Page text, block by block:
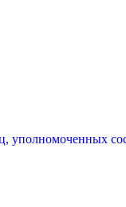
уполномоченных